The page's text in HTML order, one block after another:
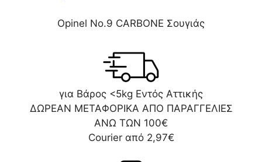
Opinel Νo.9 CARBONE Σουγιάς
για Βάρος <5kg Εντός Αττικής
ΔΩΡΕΑΝ ΜΕΤΑΦΟΡΙΚΑ ΑΠΟ ΠΑΡΑΓΓΕΛΙΕΣ
ΑΝΩ ΤΩΝ 100€
Courier από 2,97€